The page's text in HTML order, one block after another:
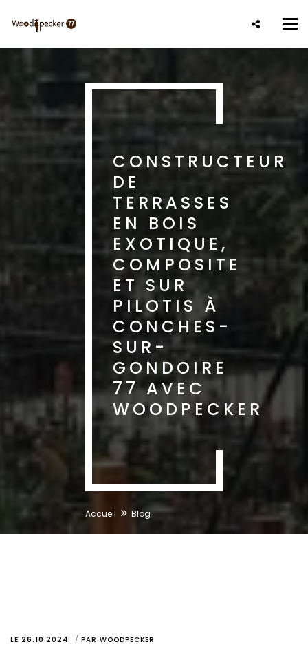
contenu
CONSTRUCTEUR
DE
TERRASSES
EN BOIS
EXOTIQUE,
COMPOSITE
ET SUR
PILOTIS À
CONCHES-
SUR-
GONDOIRE
77 AVEC
WOODPECKER
Accueil Blog
LE 26.10 .2024 PAR WOODPECKER